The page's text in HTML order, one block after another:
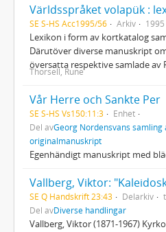
SE S-HS Acc1995/56 Arkiv
Lexikon i form av kortkatalog
Därutöver diverse manuskript
översatta respektive samlade av
Thorsell, Rune
Vår Herre och Sankte Per
SE S-HS Vs150:11:3
Enhet
Del avGeorg Nordensvans
originalmanuskript
Egenhändigt manuskript med
Vallberg, Viktor:
SE Q Handskrift 23:43 Delarkiv
Del avDiverse handlingar
Vallberg, Viktor (1871-1967)